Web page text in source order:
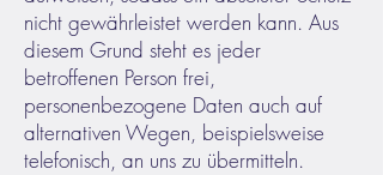
nicht gewährleistet werden kann. Aus
diesem Grund steht es jeder
betroffenen Person frei,
personenbezogene Daten auch auf
alternativen Wegen, beispielsweise
telefonisch, an uns zu übermitteln.